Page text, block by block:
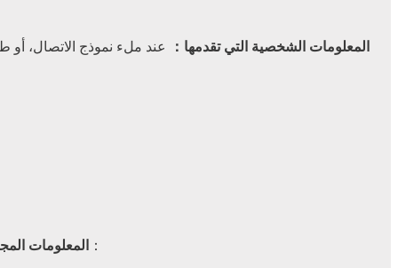
المعلومات الشخصية التي تقدمها：
عند ملء نموذج الاتصال، أو
المعلومات
عند زيارتك لموقعنا، قد نجمع تلقائيًا معلومات تقنية معينة لا تكشف عن هويتك مباشرةً. وقد يشمل ذلك：